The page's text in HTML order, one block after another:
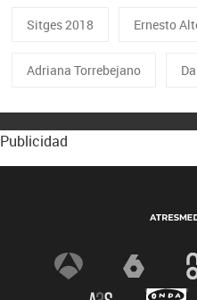
Sitges 2018 Ernesto
Adriana Torrebejano
Publicidad